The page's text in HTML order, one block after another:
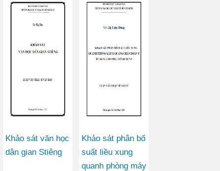
Khảo sát văn học
dân gian Stiêng
Khảo sát phân bố
suất liều xung
quanh phòng máy